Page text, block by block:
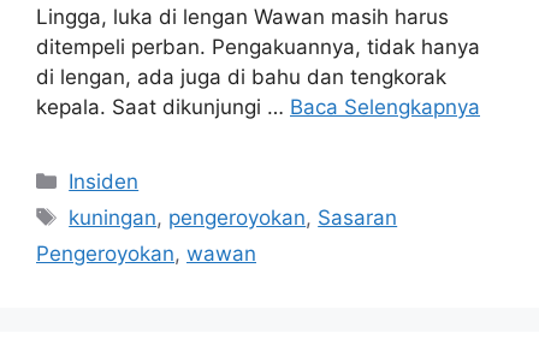
Lingga, luka di lengan Wawan masih harus
ditempeli perban. Pengakuannya, tidak hanya
di lengan, ada juga di bahu dan tengkorak
kepala. Saat dikunjungi … Baca Selengkapnya
Kategori
Insiden
Tag
kuningan, pengeroyokan, Sasaran
Pengeroyokan, wawan